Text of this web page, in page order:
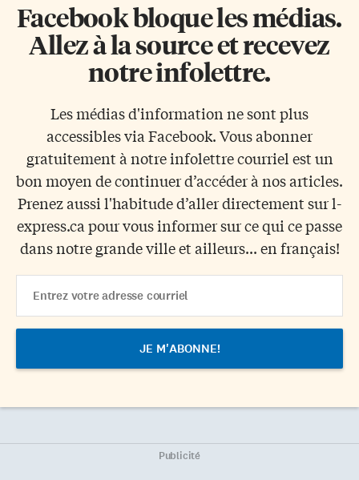
Facebook bloque les médias.
Allez à la source et recevez
notre infolettre.
Les médias d'information ne sont plus
accessibles via Facebook. Vous abonner
gratuitement à notre infolettre courriel est un
bon moyen de continuer d’accéder à nos articles.
Prenez aussi l'habitude d’aller directement sur l-
express.ca pour vous informer sur ce qui ce passe
dans notre grande ville et ailleurs... en français!
Address
Publicité